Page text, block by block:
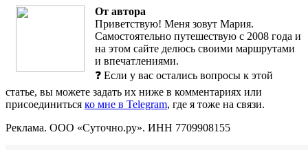
От автора
Приветствую! Меня зовут Мария.
Самостоятельно путешествую с 2008 года и
на этом сайте делюсь своими маршрутами
и впечатлениями.
❓ Если у вас остались вопросы к этой
статье, вы можете задать их ниже в комментариях или
присоединиться ко мне в Telegram, где я тоже на связи.
Реклама. ООО «Суточно.ру». ИНН 7709908155